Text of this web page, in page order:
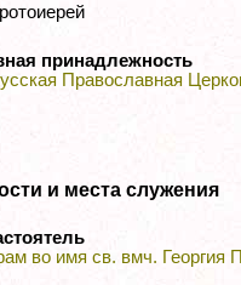
принадлежность
Православная
и места служения
во имя св. вмч. Георгия